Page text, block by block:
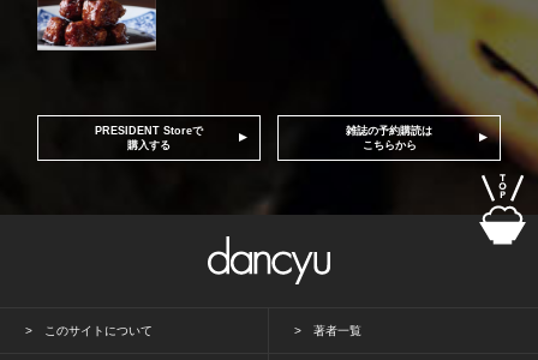
PRESIDENT Storeで
購入する
雑誌の予約購読は
こちらから
このサイトについて 著者一覧